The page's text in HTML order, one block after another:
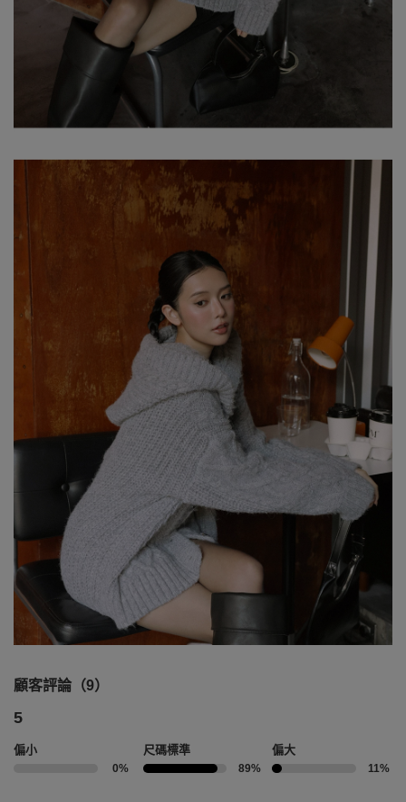
顧客評論（9）
5
偏小
0%
尺碼標準
89%
偏大
11%